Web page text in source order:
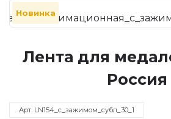
Новинка
Лента для
Россия
Арт. LN154_с_зажимом_субл_30_1